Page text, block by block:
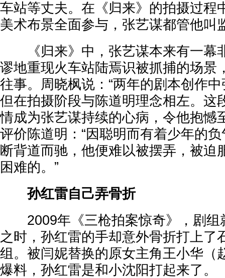
车站等丈夫。在《归来》的拍摄过程
美术布景全面参与，张艺谋都管他叫
《归来》中，张艺谋本来有一幕
谬地重现火车站陆焉识被抓捕的场景
往事。周晓枫说：“两年的剧本创作
但在拍摄阶段与陈道明理念相左。这
情成为张艺谋持续的心病，令他抱憾
评价陈道明：“因聪明而有着少年的
断背道而驰，他便难以被摆弄，被迫
困难的。”
孙红雷自己弄骨折
2009年《三枪拍案惊奇》，剧组
之时，孙红雷的手却意外骨折打上了
组。被闫妮替换的原女主角王小华（
爆料，孙红雷是和小沈阳打起来了。